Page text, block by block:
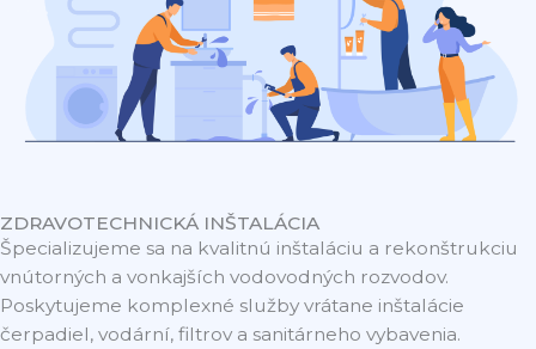
ZDRAVOTECHNICKÁ INŠTALÁCIA
Špecializujeme sa na kvalitnú inštaláciu a rekonštrukciu
vnútorných a vonkajších vodovodných rozvodov.
Poskytujeme komplexné služby vrátane inštalácie
čerpadiel, vodární, filtrov a sanitárneho vybavenia.